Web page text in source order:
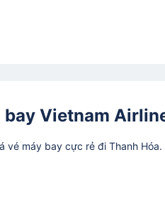
bay Vietnam
vé máy bay cực rẻ đi Thanh